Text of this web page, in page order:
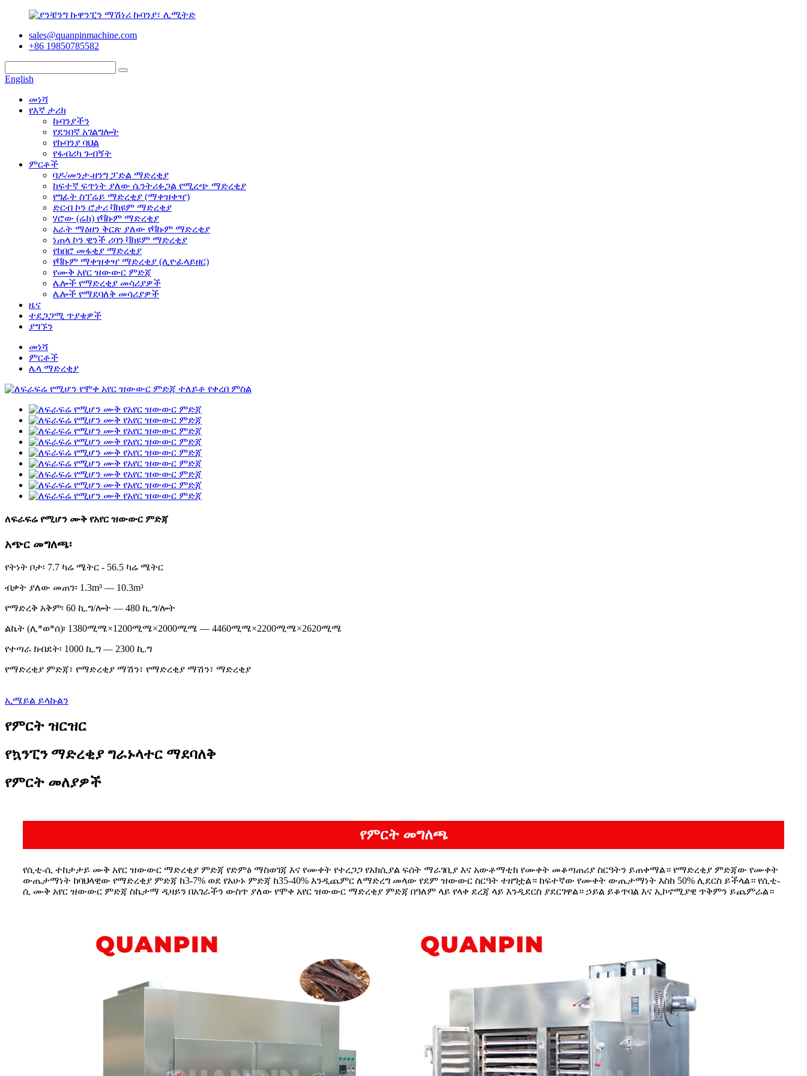
sales@quanpinmachine.com
+86 19850785582
English
መነሻ
የእኛ ታሪክ
ኩባንያችን
የደንበኛ አገልግሎት
የኩባንያ ባህል
የፋብሪካ ጉብኝት
ምርቶች
ባዶ/መንታ-ዘንግ ፓድል ማድረቂያ
ከፍተኛ ፍጥነት ያለው ሴንትሪፉጋል የሚረጭ ማድረቂያ
የግፊት ስፕሬይ ማድረቂያ (ማቀዝቀዣ)
ድርብ ኮን ሮታሪ ቫክዩም ማድረቂያ
ሃሮው (ሬክ) የቫኩም ማድረቂያ
አራት ማዕዘን ቅርጽ ያለው የቫኩም ማድረቂያ
ነጠላ ኮን ዊንች ሪባን ቫክዩም ማድረቂያ
የከበሮ መፋቂያ ማድረቂያ
የቫኩም ማቀዝቀዣ ማድረቂያ (ሊዮፊላይዘር)
የሙቅ አየር ዝውውር ምድጃ
ሌሎች የማድረቂያ መሳሪያዎች
ሌሎች የማደባለቅ መሳሪያዎች
ዜና
ተደጋጋሚ ጥያቄዎች
ያግኙን
መነሻ
ምርቶች
ሌላ ማድረቂያ
ለፍራፍሬ የሚሆን ሙቅ የአየር ዝውውር ምድጃ
አጭር መግለጫ፡
የትነት ቦታ፡ 7.7 ካሬ ሜትር - 56.5 ካሬ ሜትር
ብቃት ያለው መጠን፡ 1.3m³ — 10.3m³
የማድረቅ አቅም፡ 60 ኪ.ግ/ሎት — 480 ኪ.ግ/ሎት
ልኬት (ሊ*ወ*ሰ)፡ 1380ሚሜ×1200ሚሜ×2000ሚሜ — 4460ሚሜ×2200ሚሜ×2620ሚሜ
የተጣራ ክብደት፡ 1000 ኪ.ግ — 2300 ኪ.ግ
የማድረቂያ ምድጃ፣ የማድረቂያ ማሽን፣ የማድረቂያ ማሽን፣ ማድረቂያ
ኢሜይል ይላኩልን
የምርት ዝርዝር
የኳንፒን ማድረቂያ ግራኑላተር ማደባለቅ
የምርት መለያዎች
የምርት መግለጫ
የሲቲ-ሲ ተከታታይ ሙቅ አየር ዝውውር ማድረቂያ ምድጃ የድምፅ ማስወገጃ እና የሙቀት የተረጋጋ የአክሲያል ፍሰት ማራገቢያ እና አውቶማቲክ የሙቀት መቆጣጠሪያ ስርዓትን ይጠቀማል። የማድረቂያ ምድጃው የሙቀት
ውጤታማነት ከባህላዊው የማድረቂያ ምድጃ ከ3-7% ወደ የአሁኑ ምድጃ ከ35-40% እንዲጨምር ለማድረግ መላው የደም ዝውውር ስርዓት ተዘግቷል። ከፍተኛው የሙቀት ውጤታማነት እስከ 50% ሊደርስ ይችላል። የሲቲ-
ሲ ሙቅ አየር ዝውውር ምድጃ ስኬታማ ዲዛይን በአገራችን ውስጥ ያለው የሞቀ አየር ዝውውር ማድረቂያ ምድጃ በዓለም ላይ የላቀ ደረጃ ላይ እንዲደርስ ያደርገዋል። ኃይል ይቆጥባል እና ኢኮኖሚያዊ ጥቅምን ይጨምራል።